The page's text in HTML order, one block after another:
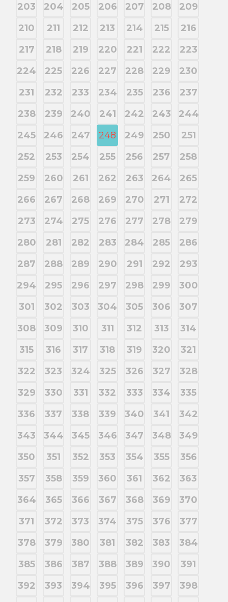
203
204 205 206 207 208
209
210
211 212 213 214 215
216
217
218 219 220 221 222
223
224
225 226 227 228 229
230
231
232 233 234 235 236
237
238
239 240 241 242 243
244
245
246 247 248 249 250
251
252
253 254 255 256 257
258
259
260 261 262 263 264
265
266
267 268 269 270 271
272
273
274 275 276 277 278
279
280
281 282 283 284 285
286
287
288 289 290 291 292
293
294
295 296 297 298 299
300
301
302 303 304 305 306
307
308
309 310 311 312 313
314
315
316 317 318 319 320
321
322
323 324 325 326 327
328
329
330 331 332 333 334
335
336
337 338 339 340 341
342
343
344 345 346 347 348
349
350
351 352 353 354 355
356
357
358 359 360 361 362
363
364
365 366 367 368 369
370
371
372 373 374 375 376
377
378
379 380 381 382 383
384
385
386 387 388 389 390
391
392
393 394 395 396 397
398